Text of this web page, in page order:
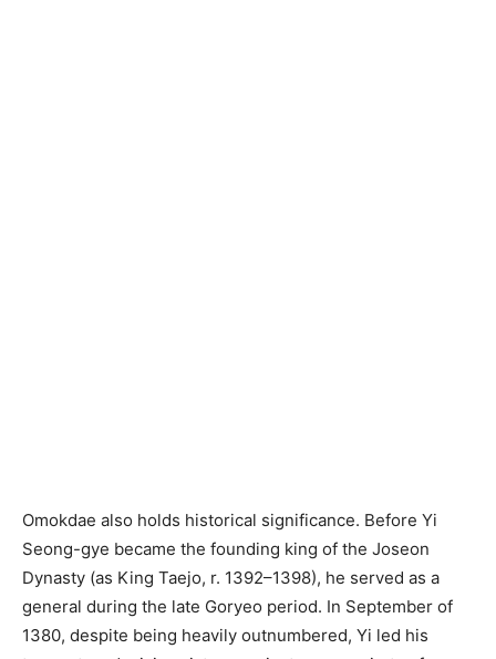
Omokdae also holds historical significance. Before Yi
Seong-gye became the founding king of the Joseon
Dynasty (as King Taejo, r. 1392–1398), he served as a
general during the late Goryeo period. In September of
1380, despite being heavily outnumbered, Yi led his